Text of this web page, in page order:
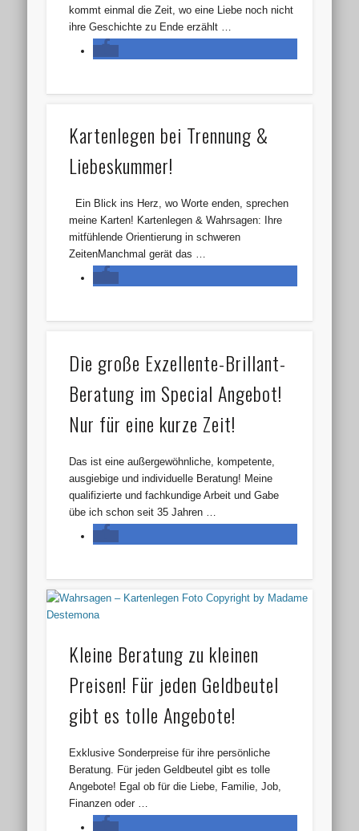
kommt einmal die Zeit, wo eine Liebe noch nicht
ihre Geschichte zu Ende erzählt …
Kartenlegen bei Trennung &
Liebeskummer!
Ein Blick ins Herz, wo Worte enden, sprechen
meine Karten! Kartenlegen & Wahrsagen: Ihre
mitfühlende Orientierung in schweren
ZeitenManchmal gerät das …
Die große Exzellente-Brillant-
Beratung im Special Angebot!
Nur für eine kurze Zeit!
Das ist eine außergewöhnliche, kompetente,
ausgiebige und individuelle Beratung! Meine
qualifizierte und fachkundige Arbeit und Gabe
übe ich schon seit 35 Jahren …
Kleine Beratung zu kleinen
Preisen! Für jeden Geldbeutel
gibt es tolle Angebote!
Exklusive Sonderpreise für ihre persönliche
Beratung. Für jeden Geldbeutel gibt es tolle
Angebote! Egal ob für die Liebe, Familie, Job,
Finanzen oder …